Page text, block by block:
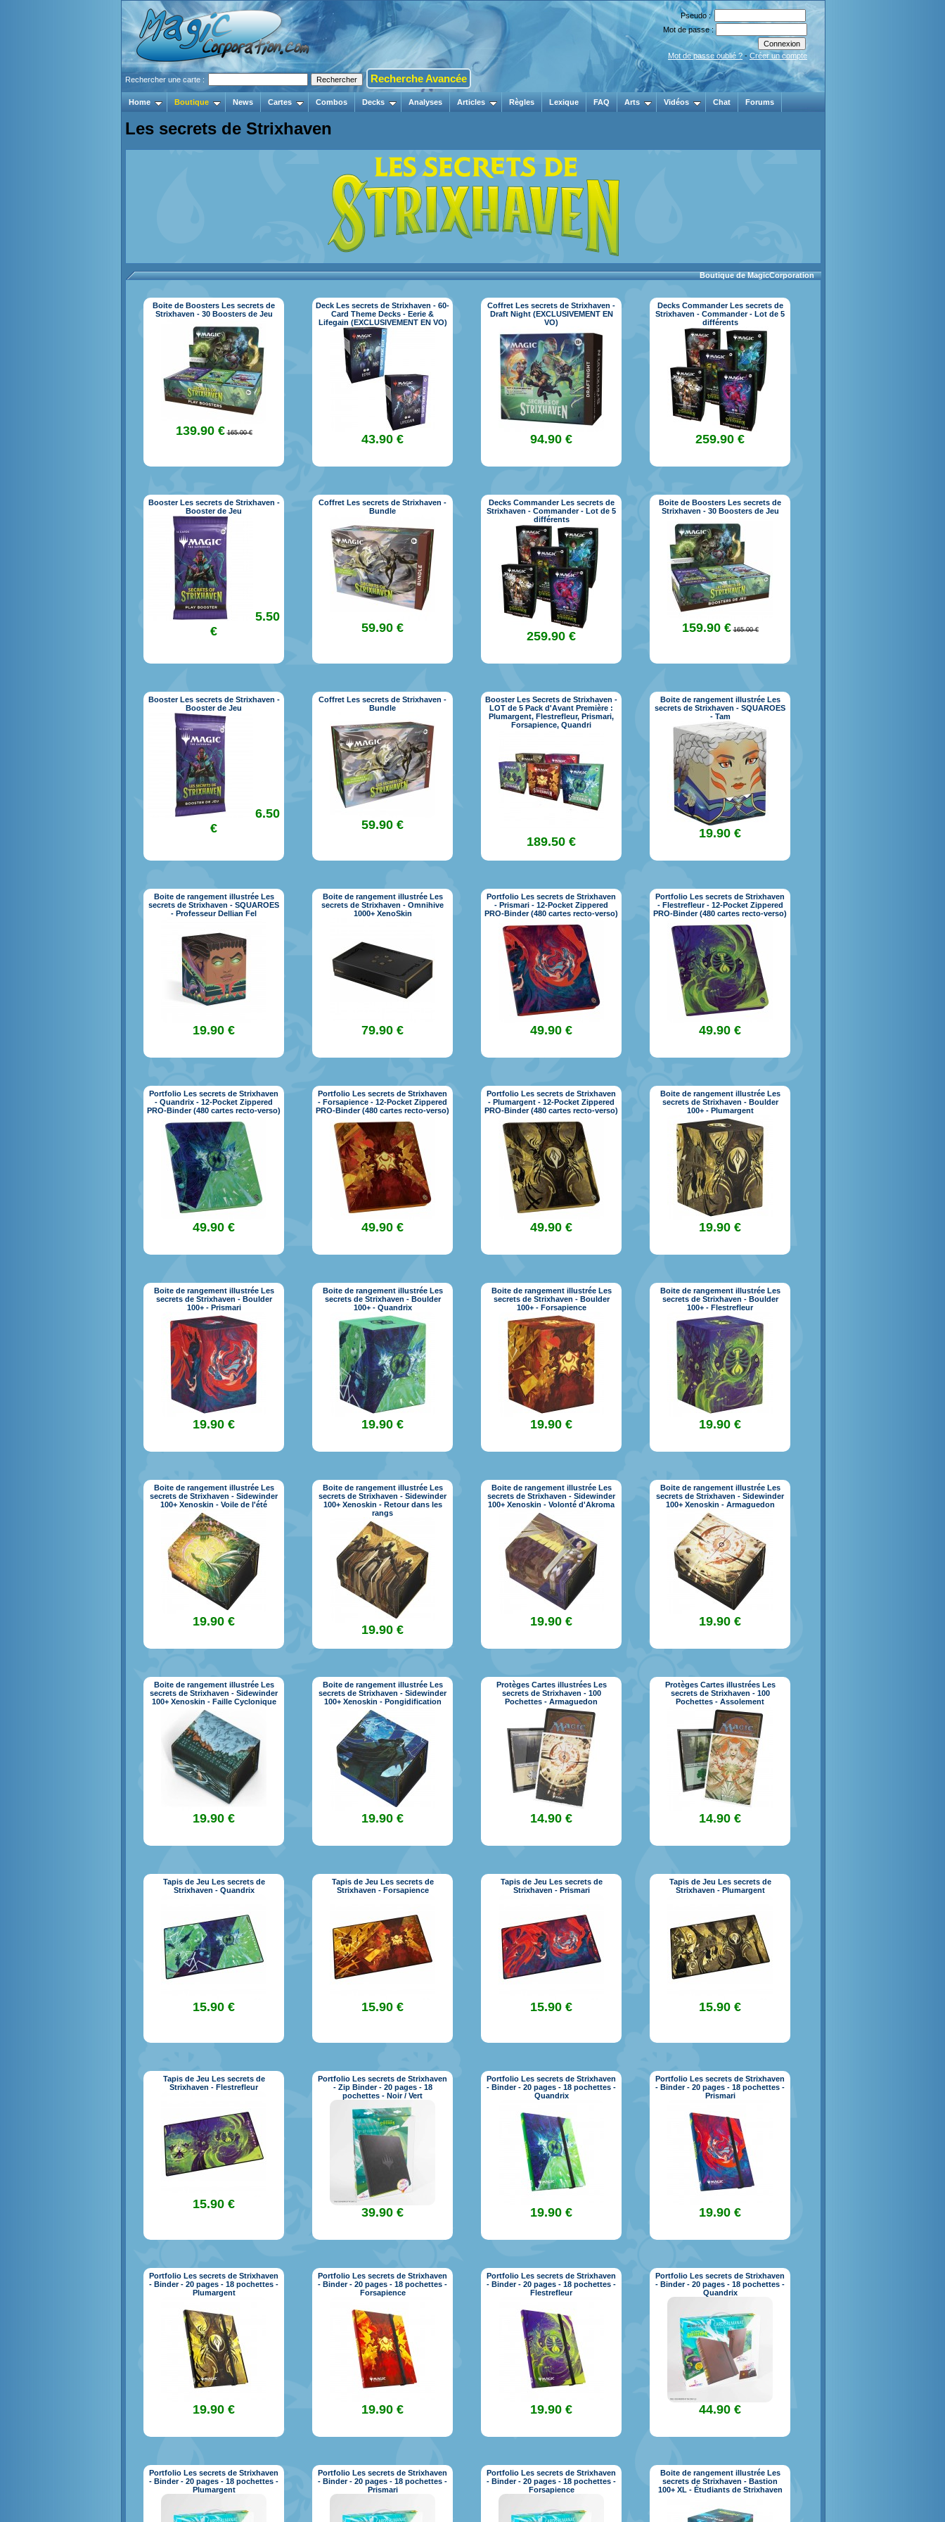
Pseudo :
Mot de passe :
Mot de passe oublié ? - Créer un compte
Rechercher une carte : Recherche Avancée
Home Boutique News Cartes Combos Decks Analyses Articles Règles Lexique FAQ Arts Vidéos Chat Forums
Les secrets de Strixhaven
Boutique de MagicCorporation
Boite de Boosters Les secrets de
Strixhaven - 30 Boosters de Jeu
139.90 € 165.00 €
Deck Les secrets de Strixhaven - 60-
Card Theme Decks - Eerie &
Lifegain (EXCLUSIVEMENT EN VO)
43.90 €
Coffret Les secrets de Strixhaven -
Draft Night (EXCLUSIVEMENT EN
VO)
94.90 €
Decks Commander Les secrets de
Strixhaven - Commander - Lot de 5
différents
259.90 €
Booster Les secrets de Strixhaven -
Booster de Jeu
5.50
€
Coffret Les secrets de Strixhaven -
Bundle
59.90 €
Decks Commander Les secrets de
Strixhaven - Commander - Lot de 5
différents
259.90 €
Boite de Boosters Les secrets de
Strixhaven - 30 Boosters de Jeu
159.90 € 165.00 €
Booster Les secrets de Strixhaven -
Booster de Jeu
6.50
€
Coffret Les secrets de Strixhaven -
Bundle
59.90 €
Booster Les Secrets de Strixhaven -
LOT de 5 Pack d'Avant Première :
Plumargent, Flestrefleur, Prismari,
Forsapience, Quandri
189.50 €
Boite de rangement illustrée Les
secrets de Strixhaven - SQUAROES
- Tam
19.90 €
Boite de rangement illustrée Les
secrets de Strixhaven - SQUAROES
- Professeur Dellian Fel
19.90 €
Boite de rangement illustrée Les
secrets de Strixhaven - Omnihive
1000+ XenoSkin
79.90 €
Portfolio Les secrets de Strixhaven
- Prismari - 12-Pocket Zippered
PRO-Binder (480 cartes recto-verso)
49.90 €
Portfolio Les secrets de Strixhaven
- Flestrefleur - 12-Pocket Zippered
PRO-Binder (480 cartes recto-verso)
49.90 €
Portfolio Les secrets de Strixhaven
- Quandrix - 12-Pocket Zippered
PRO-Binder (480 cartes recto-verso)
49.90 €
Portfolio Les secrets de Strixhaven
- Forsapience - 12-Pocket Zippered
PRO-Binder (480 cartes recto-verso)
49.90 €
Portfolio Les secrets de Strixhaven
- Plumargent - 12-Pocket Zippered
PRO-Binder (480 cartes recto-verso)
49.90 €
Boite de rangement illustrée Les
secrets de Strixhaven - Boulder
100+ - Plumargent
19.90 €
Boite de rangement illustrée Les
secrets de Strixhaven - Boulder
100+ - Prismari
19.90 €
Boite de rangement illustrée Les
secrets de Strixhaven - Boulder
100+ - Quandrix
19.90 €
Boite de rangement illustrée Les
secrets de Strixhaven - Boulder
100+ - Forsapience
19.90 €
Boite de rangement illustrée Les
secrets de Strixhaven - Boulder
100+ - Flestrefleur
19.90 €
Boite de rangement illustrée Les
secrets de Strixhaven - Sidewinder
100+ Xenoskin - Voile de l'été
19.90 €
Boite de rangement illustrée Les
secrets de Strixhaven - Sidewinder
100+ Xenoskin - Retour dans les
rangs
19.90 €
Boite de rangement illustrée Les
secrets de Strixhaven - Sidewinder
100+ Xenoskin - Volonté d'Akroma
19.90 €
Boite de rangement illustrée Les
secrets de Strixhaven - Sidewinder
100+ Xenoskin - Armaguedon
19.90 €
Boite de rangement illustrée Les
secrets de Strixhaven - Sidewinder
100+ Xenoskin - Faille Cyclonique
19.90 €
Boite de rangement illustrée Les
secrets de Strixhaven - Sidewinder
100+ Xenoskin - Pongidification
19.90 €
Protèges Cartes illustrées Les
secrets de Strixhaven - 100
Pochettes - Armaguedon
14.90 €
Protèges Cartes illustrées Les
secrets de Strixhaven - 100
Pochettes - Assolement
14.90 €
Tapis de Jeu Les secrets de
Strixhaven - Quandrix
15.90 €
Tapis de Jeu Les secrets de
Strixhaven - Forsapience
15.90 €
Tapis de Jeu Les secrets de
Strixhaven - Prismari
15.90 €
Tapis de Jeu Les secrets de
Strixhaven - Plumargent
15.90 €
Tapis de Jeu Les secrets de
Strixhaven - Flestrefleur
15.90 €
Portfolio Les secrets de Strixhaven
- Zip Binder - 20 pages - 18
pochettes - Noir / Vert
39.90 €
Portfolio Les secrets de Strixhaven
- Binder - 20 pages - 18 pochettes -
Quandrix
19.90 €
Portfolio Les secrets de Strixhaven
- Binder - 20 pages - 18 pochettes -
Prismari
19.90 €
Portfolio Les secrets de Strixhaven
- Binder - 20 pages - 18 pochettes -
Plumargent
19.90 €
Portfolio Les secrets de Strixhaven
- Binder - 20 pages - 18 pochettes -
Forsapience
19.90 €
Portfolio Les secrets de Strixhaven
- Binder - 20 pages - 18 pochettes -
Flestrefleur
19.90 €
Portfolio Les secrets de Strixhaven
- Binder - 20 pages - 18 pochettes -
Quandrix
44.90 €
Portfolio Les secrets de Strixhaven
- Binder - 20 pages - 18 pochettes -
Plumargent
Portfolio Les secrets de Strixhaven
- Binder - 20 pages - 18 pochettes -
Prismari
Portfolio Les secrets de Strixhaven
- Binder - 20 pages - 18 pochettes -
Forsapience
Boite de rangement illustrée Les
secrets de Strixhaven - Bastion
100+ XL - Étudiants de Strixhaven